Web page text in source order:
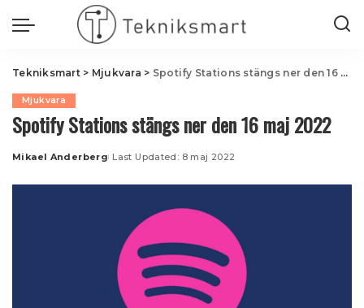
Tekniksmart> Mjukvara > Spotify Stations stängs ner den 16 maj 2022
Mjukvara
Spotify Stations stängs ner den 16 maj 2022
Posted
Mikael Anderberg Last Updated: 8 maj 2022